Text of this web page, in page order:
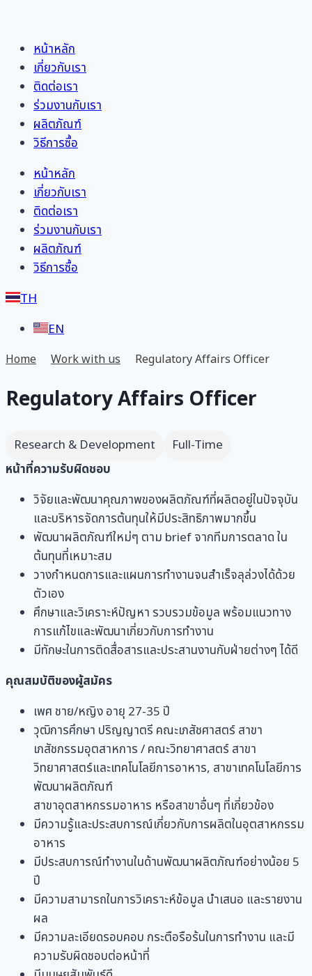
หน้าหลัก
เกี่ยวกับเรา
ติดต่อเรา
ร่วมงานกับเรา
ผลิตภัณฑ์
วิธีการซื้อ
หน้าหลัก
เกี่ยวกับเรา
ติดต่อเรา
ร่วมงานกับเรา
ผลิตภัณฑ์
วิธีการซื้อ
TH
EN
Home Work with us Regulatory Affairs Officer
Regulatory Affairs Officer
Research & Development
Full-Time
หน้าที่ความรับผิดชอบ
วิจัยและพัฒนาคุณภาพของผลิตภัณฑ์ที่ผลิตอยู่ในปัจจุบัน
และบริหารจัดการต้นทุนให้มีประสิทธิภาพมากขึ้น
พัฒนาผลิตภัณฑ์ใหม่ๆ ตาม brief จากทีมการตลาด ใน
ต้นทุนที่เหมาะสม
วางกำหนดการและแผนการทำงานจนสำเร็จลุล่วงได้ด้วย
ตัวเอง
ศึกษาและวิเคราะห์ปัญหา รวบรวมข้อมูล พร้อมแนวทาง
การแก้ไขและพัฒนาเกี่ยวกับการทำงาน
มีทักษะในการติดสื่อสารและประสานงานกับฝ่ายต่างๆ ได้ดี
คุณสมบัติของผู้สมัคร
เพศ ชาย/หญิง อายุ 27-35 ปี
วุฒิการศึกษา ปริญญาตรี คณะเภสัชศาสตร์ สาขา
เภสัชกรรมอุตสาหการ / คณะวิทยาศาสตร์ สาขา
วิทยาศาสตร์และเทคโนโลยีการอาหาร, สาขาเทคโนโลยีการ
พัฒนาผลิตภัณฑ์
สาขาอุตสาหกรรมอาหาร หรือสาขาอื่นๆ ที่เกี่ยวข้อง
มีความรู้และประสบการณ์เกี่ยวกับการผลิตในอุตสาหกรรม
อาหาร
มีประสบการณ์ทำงานในด้านพัฒนาผลิตภัณฑ์อย่างน้อย 5
ปี
มีความสามารถในการวิเคราะห์ข้อมูล นำเสนอ และรายงาน
ผล
มีความละเอียดรอบคอบ กระตือรือร้นในการทำงาน และมี
ความรับผิดชอบต่อหน้าที่